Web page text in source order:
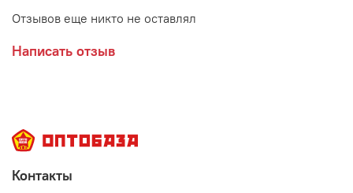
Отзывов еще никто не оставлял
Написать отзыв
Контакты